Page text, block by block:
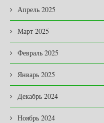
Апрель 2025
Март 2025
Февраль 2025
Январь 2025
Декабрь 2024
Ноябрь 2024